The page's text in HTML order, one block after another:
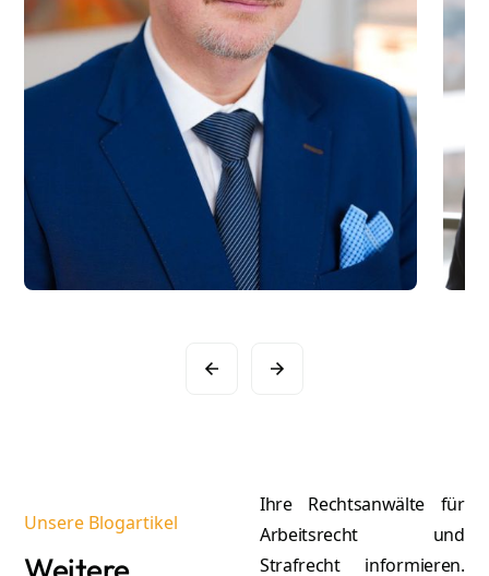
Unsere Blogartikel
Ihre Rechtsanwälte für
Arbeitsrecht und
Strafrecht informieren.